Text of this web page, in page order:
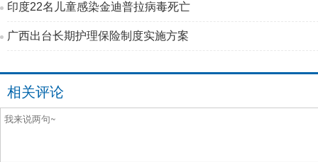
印度22名儿童感染金迪普拉病毒死亡
广西出台长期护理保险制度实施方案
相关评论